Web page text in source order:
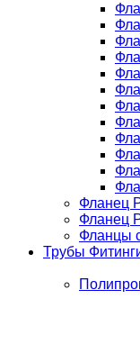
Фланец
Фланец
Фланцы
Трубы